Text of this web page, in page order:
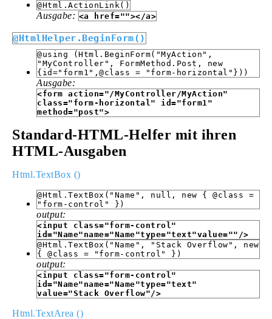
@Html.ActionLink()
Ausgabe: <a href=""></a>
@HtmlHelper.BeginForm()
@using (Html.BeginForm("MyAction",
"MyController", FormMethod.Post, new
{id="form1",@class = "form-horizontal"}))
Ausgabe:
<form action="/MyController/MyAction"
class="form-horizontal" id="form1"
method="post">
Standard-HTML-Helfer mit ihren
HTML-Ausgaben
Html.TextBox ()
@Html.TextBox("Name", null, new { @class =
"form-control" })
output:
<input class="form-control"
id="Name"name="Name"type="text"value=""/>
@Html.TextBox("Name", "Stack Overflow", new
{ @class = "form-control" })
output:
<input class="form-control"
id="Name"name="Name"type="text"
value="Stack Overflow"/>
Html.TextArea ()